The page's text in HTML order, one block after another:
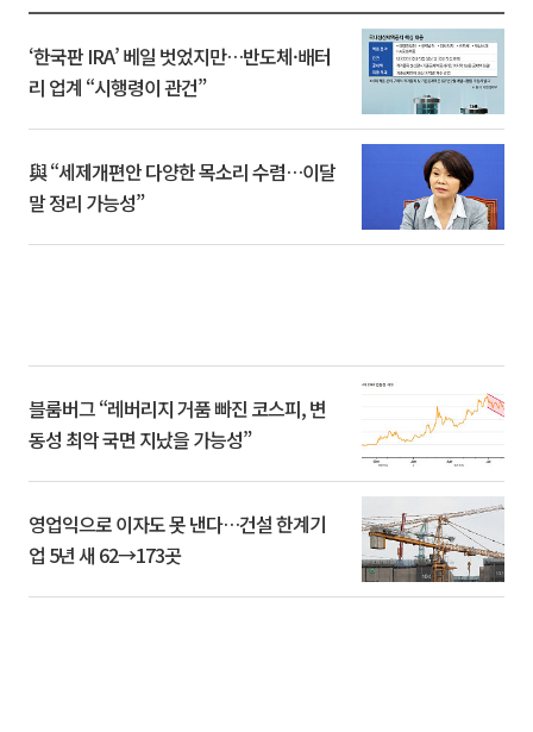
‘한국판 IRA’ 베일 벗었지만…반도체·배터
리 업계 “시행령이 관건”
與 “세제개편안 다양한 목소리 수렴…이달
말 정리 가능성”
블룸버그 “레버리지 거품 빠진 코스피, 변
동성 최악 국면 지났을 가능성”
영업익으로 이자도 못 낸다…건설 한계기
업 5년 새 62→173곳